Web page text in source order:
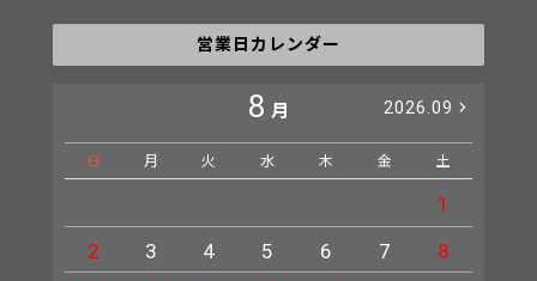
営業日カレンダー
8 月 2026.09
日 月 火 水 木 金 土
1
2
3 4 5 6 7
8